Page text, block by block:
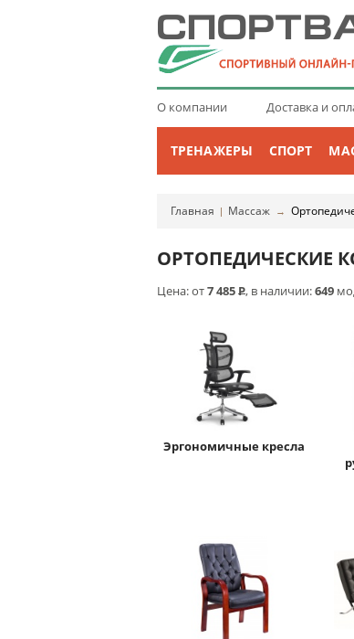
О компании Доставка и
ТРЕНАЖЕРЫ СПОРТ
Главная | Массаж →
ОРТОПЕДИЧЕСКИЕ
Цена: от7 485Р, в наличии:649
Эргономичные кресла